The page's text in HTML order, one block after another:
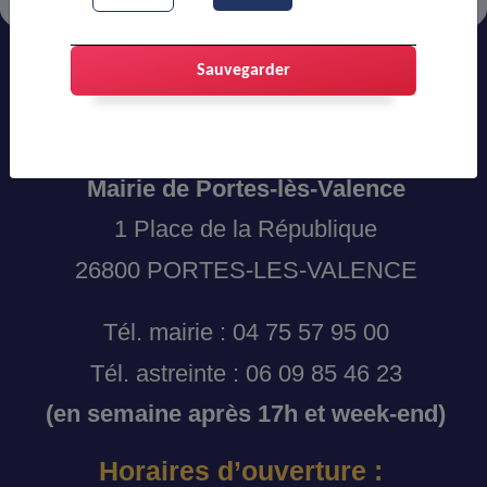
Mairie de Portes-lès-Valence
1 Place de la République
26800 PORTES-LES-VALENCE
Tél. mairie : 04 75 57 95 00
Tél. astreinte : 06 09 85 46 23
(en semaine après 17h et week-end)
Horaires d’ouverture :
Sauvegarder